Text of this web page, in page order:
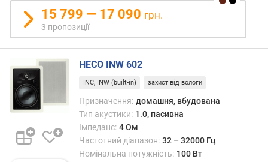
ь
к
і
с
ь
к
15 799 — 17 090 грн.
3 пропозиції
HECO INW 602
INC, INW (built-in) захист від вологи
Призначення: домашня, вбудована
Тип акустики: 1.0, пасивна
Імпеданс: 4 Ом
Частотний діапазон: 32 – 32000 Гц
Номінальна потужність: 100 Вт